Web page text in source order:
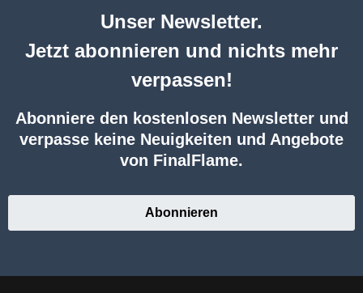
Unser Newsletter.
Jetzt abonnieren und nichts mehr
verpassen!
Abonniere den kostenlosen Newsletter und
verpasse keine Neuigkeiten und Angebote
von FinalFlame.
Abonnieren